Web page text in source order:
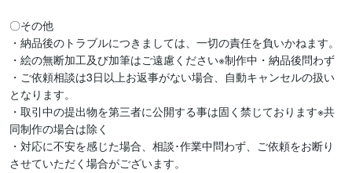
〇その他
・納品後のトラブルにつきましては、一切の責任を負いかねます。
・絵の無断加工及び加筆はご遠慮ください※制作中・納品後問わず
・ご依頼相談は3日以上お返事がない場合、自動キャンセルの扱い
となります。
・取引中の提出物を第三者に公開する事は固く禁じております※共
同制作の場合は除く
・対応に不安を感じた場合、相談･作業中問わず、ご依頼をお断り
させていただく場合がございます。